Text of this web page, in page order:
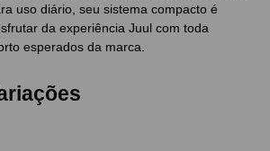
uso diário, seu sistema compacto é
da experiência Juul com toda
esperados da marca.